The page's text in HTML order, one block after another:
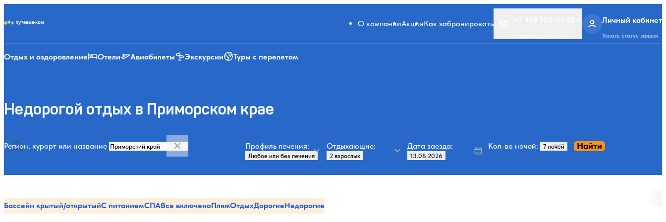
О компанииАкцииКак забронировать Личный кабинет
Узнать статус заявки
Отдых и оздоровление Отели Авиабилеты Экскурсии Туры с перелетом
Недорогой отдых в Приморском крае
Регион, курорт или название Профиль лечения: Отдыхающие: Дата заезда: Кол-во ночей: Найти
Бассейн крытый/открытыйС питаниемСПАВсе включеноПляжОтдыхДорогиеНедорогие